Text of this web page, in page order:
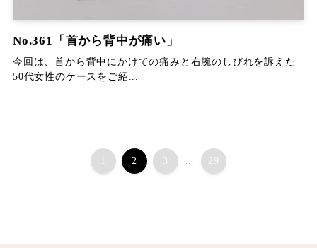
No.361「首から背中が痛い」
今回は、首から背中にかけての痛みと右腕のしびれを訴えた
50代女性のケースをご紹...
1 2 3 29